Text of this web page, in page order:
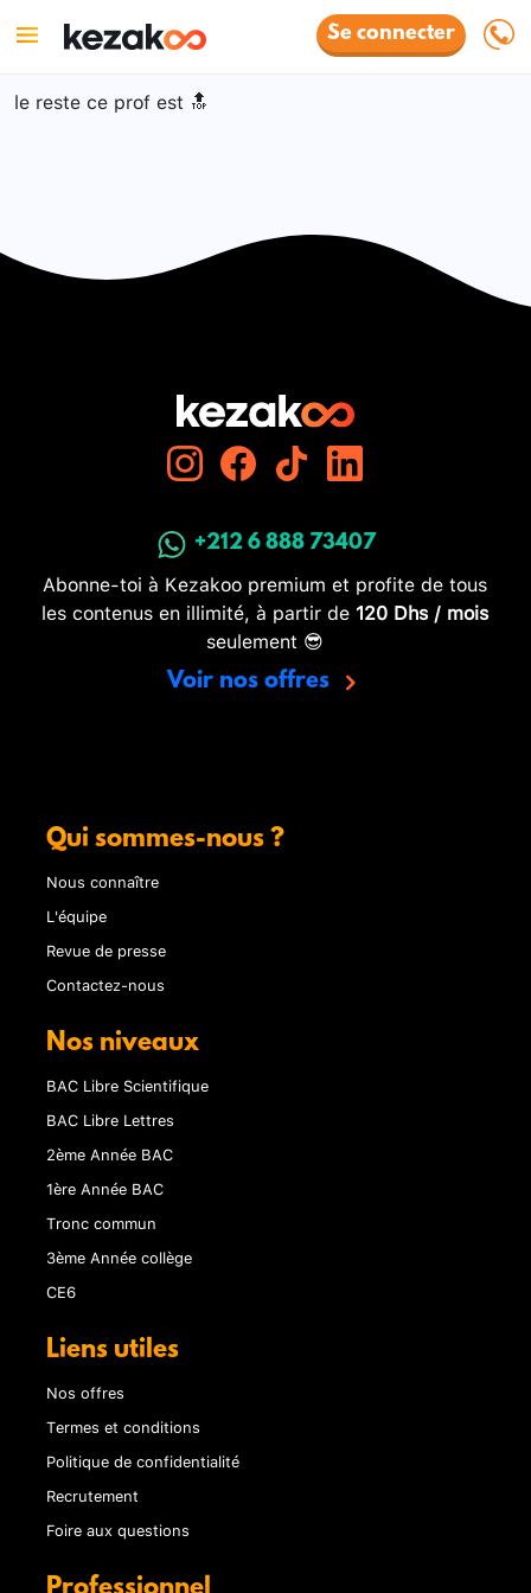
Se connecter
le reste ce prof est 🔝
+212 6 888 73407
Abonne-toi à Kezakoo premium et profite de tous
les contenus en illimité, à partir de 120 Dhs / mois
seulement 😎
Voir nos offres
Qui sommes-nous ?
Nous connaître
L'équipe
Revue de presse
Contactez-nous
Nos niveaux
BAC Libre Scientifique
BAC Libre Lettres
2ème Année BAC
1ère Année BAC
Tronc commun
3ème Année collège
CE6
Liens utiles
Nos offres
Termes et conditions
Politique de confidentialité
Recrutement
Foire aux questions